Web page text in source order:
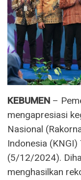
KEBUMEN –
mengapresiasi
Nasional
Indonesia
(5/12/2024).
menghasilkan